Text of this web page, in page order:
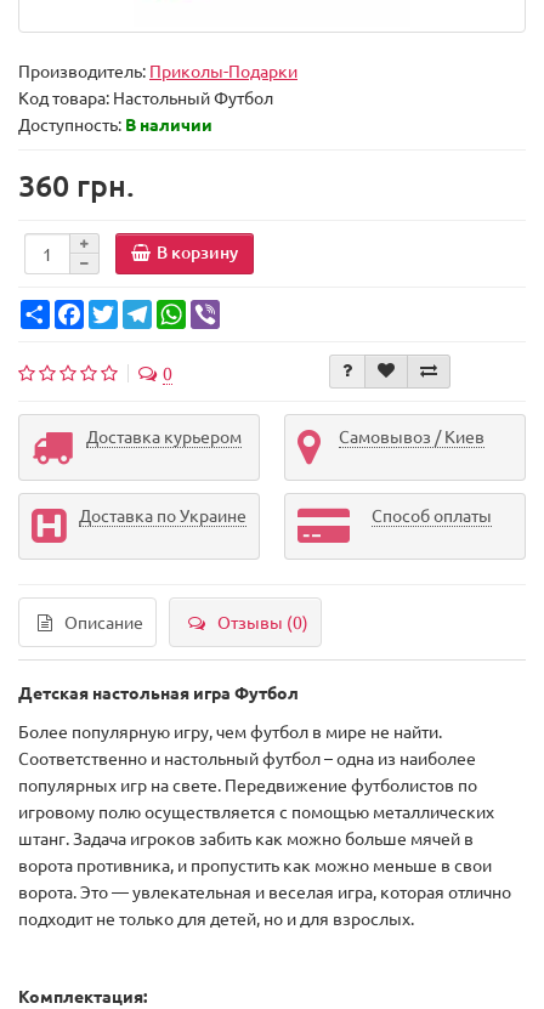
Производитель: Приколы-Подарки
Код товара: Настольный Футбол
Доступность: В наличии
360 грн.
В корзину
Share FacebookTwitterTelegramWhatsApp
0
Доставка курьером Самовывоз / Киев
Доставка по Украине Способ оплаты
Описание Отзывы (0)
Детская настольная игра Футбол
Более популярную игру, чем футбол в мире не найти.
Соответственно и настольный футбол – одна из наиболее
популярных игр на свете. Передвижение футболистов по
игровому полю осуществляется с помощью металлических
штанг. Задача игроков забить как можно больше мячей в
ворота противника, и пропустить как можно меньше в свои
ворота. Это — увлекательная и веселая игра, которая отлично
подходит не только для детей, но и для взрослых.
Комплектация: